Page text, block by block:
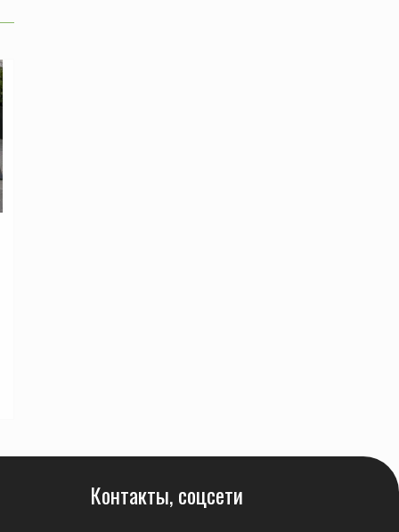
Контакты, соцсети